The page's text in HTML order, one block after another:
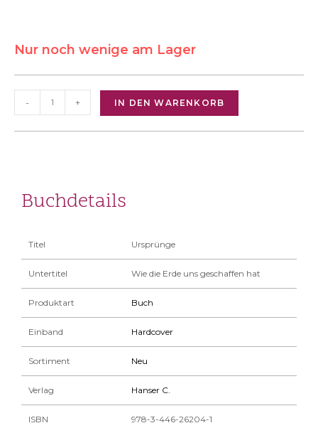
Nur noch wenige am Lager
- + IN DEN WARENKORB
Buchdetails
Titel Ursprünge
Untertitel Wie die Erde uns geschaffen hat
Produktart Buch
Einband Hardcover
Sortiment Neu
Verlag Hanser C.
ISBN 978-3-446-26204-1